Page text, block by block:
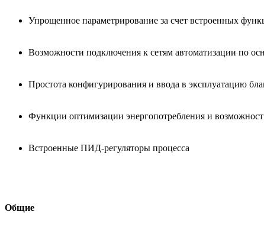
Упрощенное параметрирование за счет встроенных
Возможности подключения к сетям автоматизации по
Простота конфигурирования и ввода в эксплуатацию
Функции оптимизации энергопотребления и
Встроенные ПИД-регуляторы процесса
Общие